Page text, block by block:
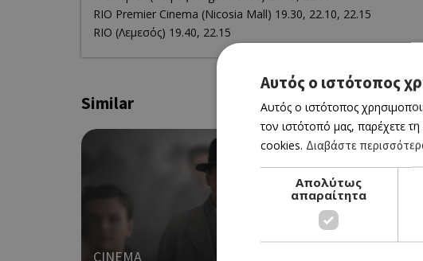
RΙΟ Premier Cinema (Νicosia Mall) 19.30, 22.10, 22.15
RIO (Λεμεσός) 19.40, 22.15
Similar
CINEMA
Αυτός ο ιστότοπος
Αυτός ο ιστότοπος
τον ιστότοπό μας, παρέχετε
cookies. Διαβάστε
Απολύτως
απαραίτητα